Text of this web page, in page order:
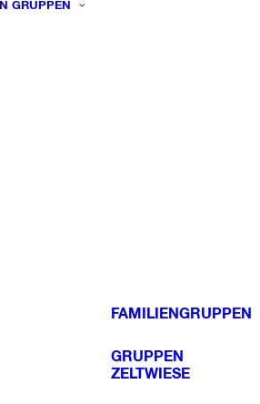
GRUPPEN
FAMILIENGRUPPEN
GRUPPEN
ZELTWIESE